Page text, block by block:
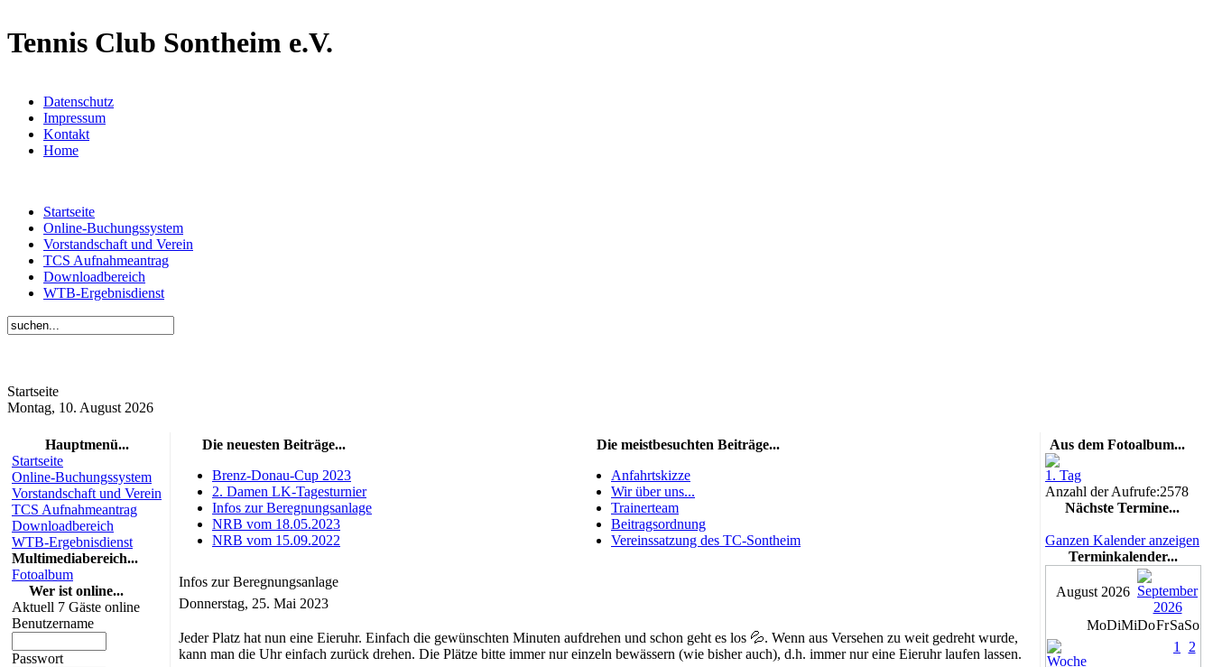
Tennis Club Sontheim e.V.
Datenschutz
Impressum
Kontakt
Home
Startseite
Online-Buchungssystem
Vorstandschaft und Verein
TCS Aufnahmeantrag
Downloadbereich
WTB-Ergebnisdienst
Startseite
Montag, 10. August 2026
Hauptmenü...
Startseite
Online-Buchungssystem
Vorstandschaft und Verein
TCS Aufnahmeantrag
Downloadbereich
WTB-Ergebnisdienst
Multimediabereich...
Fotoalbum
Wer ist online...
Aktuell 7 Gäste online
Benutzername
Passwort
Die neuesten Beiträge...
Brenz-Donau-Cup 2023
2. Damen LK-Tagesturnier
Infos zur Beregnungsanlage
NRB vom 18.05.2023
NRB vom 15.09.2022
Die meistbesuchten Beiträge...
Anfahrtskizze
Wir über uns...
Trainerteam
Beitragsordnung
Vereinssatzung des TC-Sontheim
Infos zur Beregnungsanlage
Donnerstag, 25. Mai 2023
Jeder Platz hat nun eine Eieruhr. Einfach die gewünschten Minuten aufdrehen und schon geht es los 💦. Wenn aus Versehen zu weit gedreht wurde,
kann man die Uhr einfach zurück drehen. Die Plätze bitte immer nur einzeln bewässern (wie bisher auch), d.h. immer nur eine Eieruhr laufen lassen.
Aus dem Fotoalbum...
1. Tag
Anzahl der Aufrufe:2578
Nächste Termine...
Ganzen Kalender anzeigen
Terminkalender...
August 2026
MoDiMiDoFrSaSo
1
2